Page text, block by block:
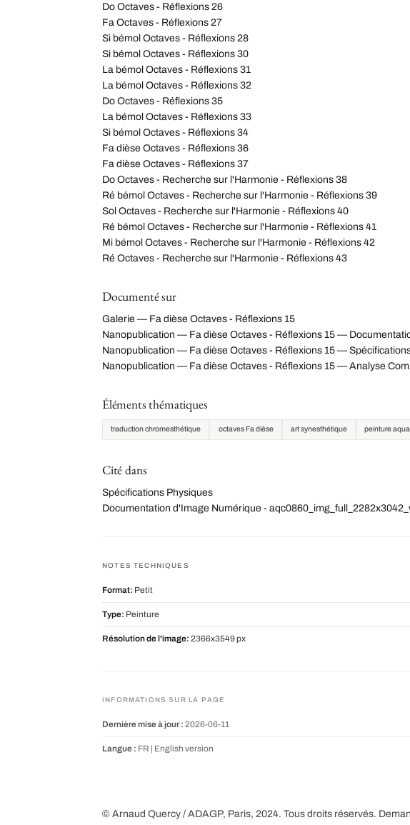
Do Octaves - Réflexions 26
Fa Octaves - Réflexions 27
Si bémol Octaves - Réflexions 28
Si bémol Octaves - Réflexions 30
La bémol Octaves - Réflexions 31
La bémol Octaves - Réflexions 32
Do Octaves - Réflexions 35
La bémol Octaves - Réflexions 33
Si bémol Octaves - Réflexions 34
Fa dièse Octaves - Réflexions 36
Fa dièse Octaves - Réflexions 37
Do Octaves - Recherche sur l'Harmonie - Réflexions 38
Ré bémol Octaves - Recherche sur l'Harmonie - Réflexions 39
Sol Octaves - Recherche sur l'Harmonie - Réflexions 40
Ré bémol Octaves - Recherche sur l'Harmonie - Réflexions 41
Mi bémol Octaves - Recherche sur l'Harmonie - Réflexions 42
Ré Octaves - Recherche sur l'Harmonie - Réflexions 43
Documenté sur
Galerie — Fa dièse Octaves - Réflexions 15
Nanopublication — Fa dièse Octaves - Réflexions 15 —
Nanopublication — Fa dièse Octaves - Réflexions 15 —
Nanopublication — Fa dièse Octaves - Réflexions 15 — Analyse
Éléments thématiques
traduction chromesthétique octaves Fa dièse art synesthétique peinture
Cité dans
Spécifications Physiques
Documentation d'Image Numérique -
NOTES TECHNIQUES
Format: Petit
Type: Peinture
Résolution de l'image: 2366x3549 px
INFORMATIONS SUR LA PAGE
Dernière mise à jour : 2026-06-11
Langue : FR | English version
© Arnaud Quercy / ADAGP, Paris, 2024. Tous droits réservés.